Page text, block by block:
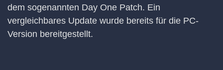
dem sogenannten Day One Patch. Ein
vergleichbares Update wurde bereits für die PC-
Version bereitgestellt.